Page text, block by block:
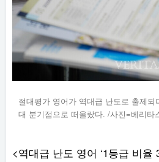
절대평가 영어가 역대급 난도로 출제되
대 분기점으로 떠올랐다. /사진=베리타
<역대급 난도 영어 ‘1등급 비율